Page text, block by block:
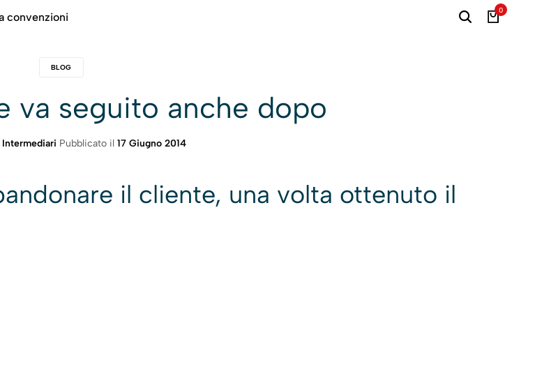
convenzioni
0
BLOG
va seguito anche dopo
Intermediari Pubblicato il 17 Giugno 2014
il cliente, una volta ottenuto il